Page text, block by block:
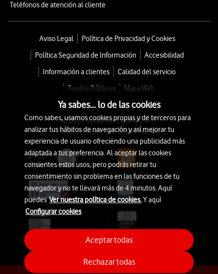
Teléfonos de atención al cliente
Aviso Legal
Política de Privacidad y Cookies
Política Seguridad de Información
Accesibilidad
Información a clientes
Calidad del servicio
Fondos Públicos
Mapa Web
© 2026 Vodafone España S.A.U.
Avda. América 115, 28042 Madrid
Ya sabes... lo de las cookies
Como sabes, usamos cookies propias y de terceros para
analizar tus hábitos de navegación y así mejorar tu
experiencia de usuario ofreciendo una publicidad más
adaptada a tus preferencia. Al aceptar las cookies
consientes estos usos, pero podrás retirar tu
consentimiento sin problema en las funciones de tu
navegador y no te llevará más de 4 minutos. Aquí
puedesVer nuestra política de cookies.Y aquí
Configurar cookies
Rechazar todas
Aceptar todas